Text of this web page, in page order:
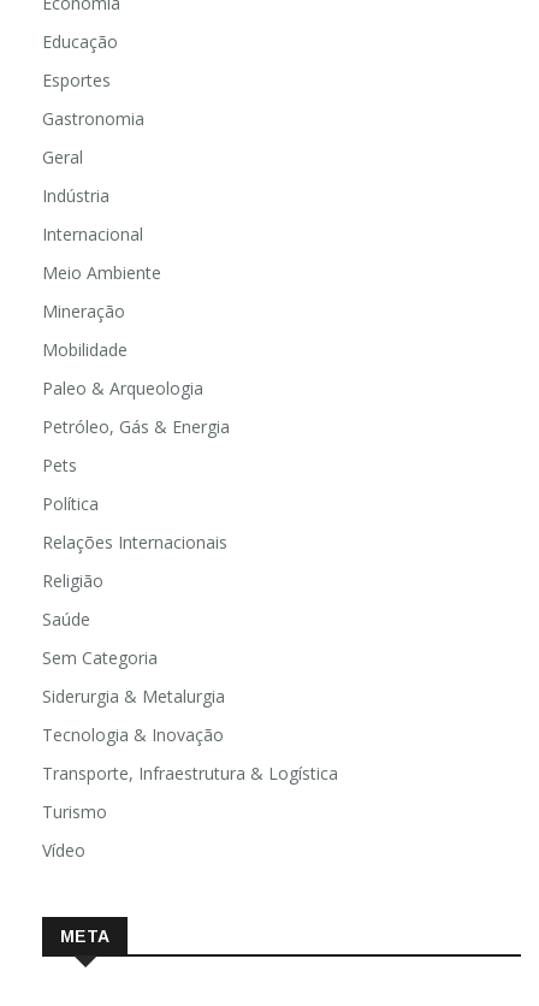
Educação
Esportes
Gastronomia
Geral
Indústria
Internacional
Meio Ambiente
Mineração
Mobilidade
Paleo & Arqueologia
Petróleo, Gás & Energia
Pets
Política
Relações Internacionais
Religião
Saúde
Sem Categoria
Siderurgia & Metalurgia
Tecnologia & Inovação
Transporte, Infraestrutura & Logística
Turismo
Vídeo
META